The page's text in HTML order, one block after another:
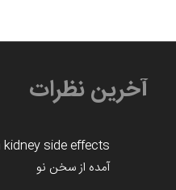
آخرین نظرات
side effects
آمده از سخن نو